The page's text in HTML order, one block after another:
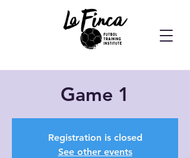
Game 1
Registration is closed
See other events